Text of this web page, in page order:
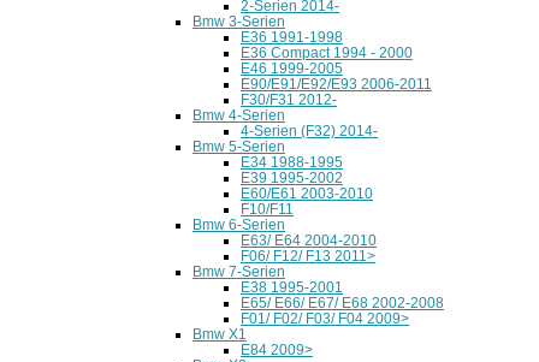
2-Serien 2014-
Bmw 3-Serien
E36 1991-1998
E36 Compact 1994 - 2000
E46 1999-2005
E90/E91/E92/E93 2006-2011
F30/F31 2012-
Bmw 4-Serien
4-Serien (F32) 2014-
Bmw 5-Serien
E34 1988-1995
E39 1995-2002
E60/E61 2003-2010
F10/F11
Bmw 6-Serien
E63/ E64 2004-2010
F06/ F12/ F13 2011>
Bmw 7-Serien
E38 1995-2001
E65/ E66/ E67/ E68 2002-2008
F01/ F02/ F03/ F04 2009>
Bmw X1
E84 2009>